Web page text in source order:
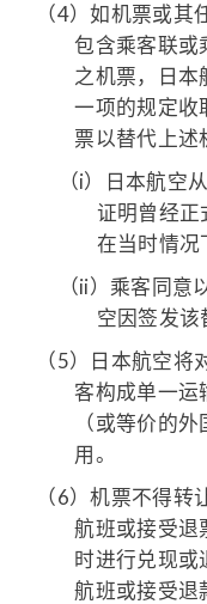
（4）如机票或其
包含乘客联或
之机票，日本
一项的规定收
票以替代上述
（i）
日本航空
证明曾经正
在当时情况
（ii） 乘客同意
空因签发该
（5）
日本航空将
客构成单一
（或等价的
用。
（6）机票不得转
航班或接受退
时进行兑现或
航班或接受退